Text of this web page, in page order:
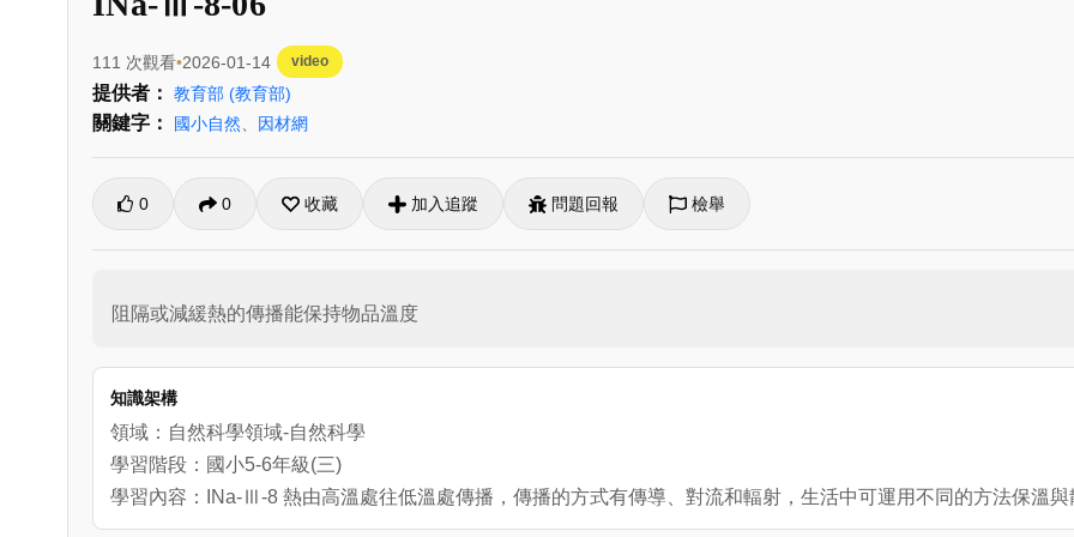
111 次觀看 2026-01-14 video
提供者： 教育部 (教育部)
關鍵字： 國小自然 因材網
0 0 收藏 加入追蹤 問題回報 檢舉
阻隔或減緩熱的傳播能保持物品溫度
知識架構
領域：自然科學領域-自然科學
學習階段：國小5-6年級(三)
學習內容：INa-Ⅲ-8 熱由高溫處往低溫處傳播，傳播的方式有傳導、對流和輻射，生活中可運用不同的方法保溫與